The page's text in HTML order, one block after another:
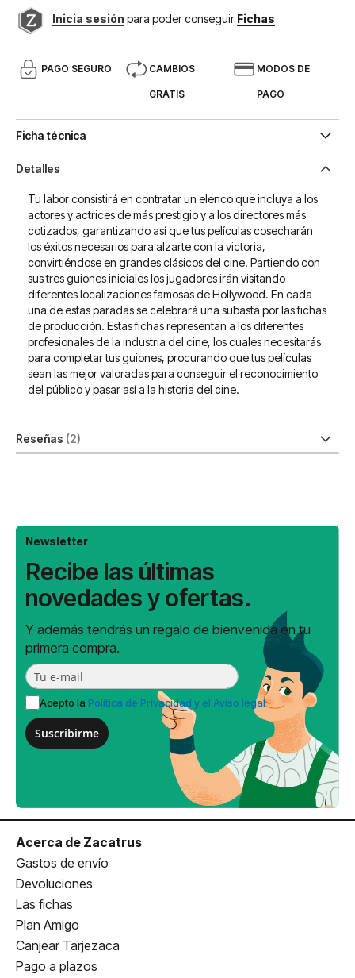
Inicia sesión para poder conseguir Fichas
PAGO SEGURO CAMBIOS
GRATIS
MODOS DE
PAGO
Ficha técnica
Detalles
Tu labor consistirá en contratar un elenco que incluya a los
actores y actrices de más prestigio y a los directores más
cotizados, garantizando así que tus películas cosecharán
los éxitos necesarios para alzarte con la victoria,
convirtiéndose en grandes clásicos del cine. Partiendo con
sus tres guiones iniciales los jugadores irán visitando
diferentes localizaciones famosas de Hollywood. En cada
una de estas paradas se celebrará una subasta por las fichas
de producción. Estas fichas representan a los diferentes
profesionales de la industria del cine, los cuales necesitarás
para completar tus guiones, procurando que tus películas
sean las mejor valoradas para conseguir el reconocimiento
del público y pasar así a la historia del cine.
Reseñas 2
Newsletter
Recibe las últimas
novedades y ofertas.
Y además tendrás un regalo de bienvenida en tu
primera compra.
Acepto la Política de Privacidad y el Aviso legal
Suscribirme
Acerca de Zacatrus
Gastos de envío
Devoluciones
Las fichas
Plan Amigo
Canjear Tarjezaca
Pago a plazos